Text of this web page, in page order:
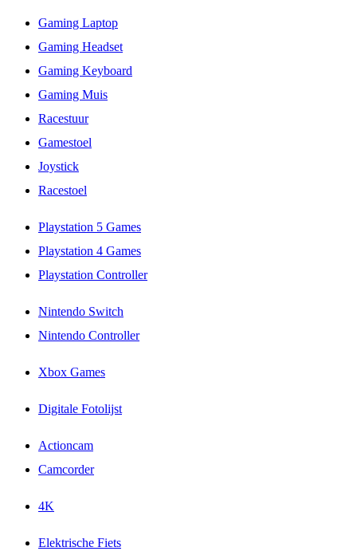
Gaming Laptop
Gaming Headset
Gaming Keyboard
Gaming Muis
Racestuur
Gamestoel
Joystick
Racestoel
Playstation 5 Games
Playstation 4 Games
Playstation Controller
Nintendo Switch
Nintendo Controller
Xbox Games
Digitale Fotolijst
Actioncam
Camcorder
4K
Elektrische Fiets